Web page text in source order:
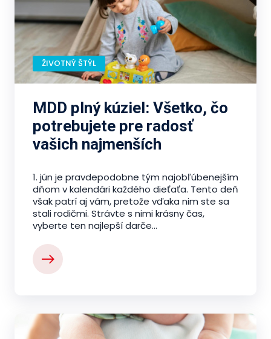
ŽIVOTNÝ ŠTÝL
MDD plný kúziel: Všetko, čo
potrebujete pre radosť
vašich najmenších
1. jún je pravdepodobne tým najobľúbenejším
dňom v kalendári každého dieťaťa. Tento deň
však patrí aj vám, pretože vďaka nim ste sa
stali rodičmi. Strávte s nimi krásny čas,
vyberte ten najlepší darče...